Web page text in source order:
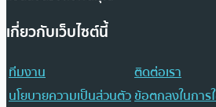
เกี่ยวกับเว็บไซต์นี้
ทีมงาน
ติดต่อเรา
นโยบายความเป็นส่วนตัวข้อตกลงในการ